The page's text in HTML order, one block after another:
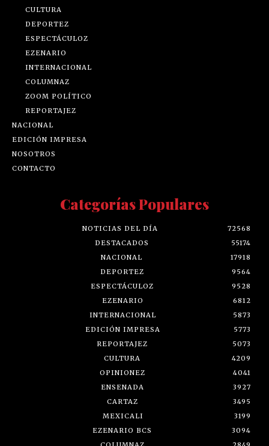
CULTURA
DEPORTEZ
ESPECTÁCULOZ
EZENARIO
INTERNACIONAL
COLUMNAZ
ZOOM POLÍTICO
REPORTAJEZ
NACIONAL
EDICIÓN IMPRESA
NOSOTROS
CONTACTO
Categorías Populares
NOTICIAS DEL DÍA
72568
DESTACADOS
55174
NACIONAL
17918
DEPORTEZ
9564
ESPECTÁCULOZ
9528
EZENARIO
6812
INTERNACIONAL
5873
EDICIÓN IMPRESA
5773
REPORTAJEZ
5073
CULTURA
4209
OPINIONEZ
4041
ENSENADA
3927
CARTAZ
3495
MEXICALI
3199
EZENARIO BCS
3094